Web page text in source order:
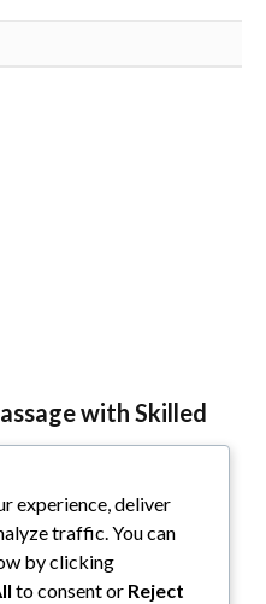
with Skilled
Benefits for
has become an
experience, deliver
traffic. You can
by clicking
to consent or Reject